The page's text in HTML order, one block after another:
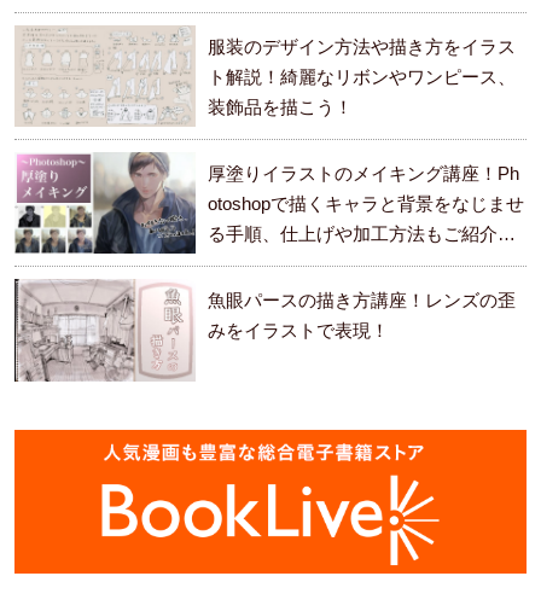
服装のデザイン方法や描き方をイラス
ト解説！綺麗なリボンやワンピース、
装飾品を描こう！
厚塗りイラストのメイキング講座！Ph
otoshopで描くキャラと背景をなじませ
る手順、仕上げや加工方法もご紹介し
ます。
魚眼パースの描き方講座！レンズの歪
みをイラストで表現！